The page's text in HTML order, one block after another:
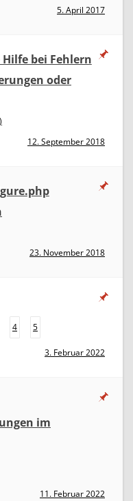
5. April 2017
Hilfe bei Fehlern
oder
12. September 2018
23. November 2018
4
5
3. Februar 2022
im
11. Februar 2022